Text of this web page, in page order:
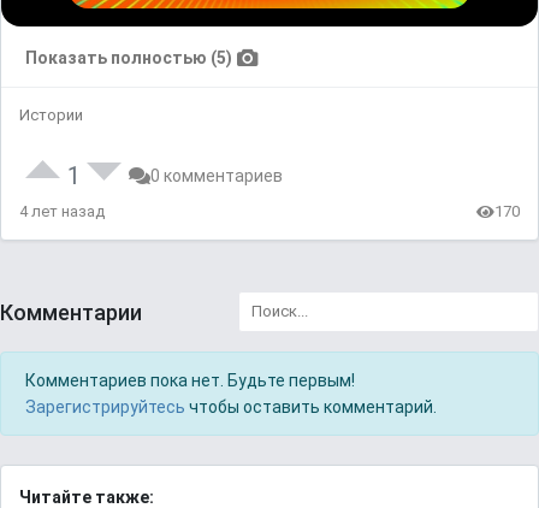
Показать полностью (5)
Истории
1 0 комментариев
4 лет назад 170
Комментарии
Комментариев пока нет. Будьте первым!
Зарегистрируйтесь чтобы оставить комментарий.
Читайте также: